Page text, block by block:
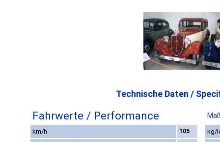
Technische Daten /
Fahrwerte / Performance
km/h 105
kg/